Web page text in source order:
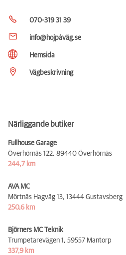
070-319 31 39
info@hojpåväg.se
Hemsida
Vägbeskrivning
Närliggande butiker
Fullhouse Garage
Överhörnäs 122, 89440 Överhörnäs
244,7 km
AVA MC
Mörtnäs Hagväg 13, 13444 Gustavsberg
250,6 km
Björners MC Teknik
Trumpetarevägen 1, 59557 Mantorp
337,9 km